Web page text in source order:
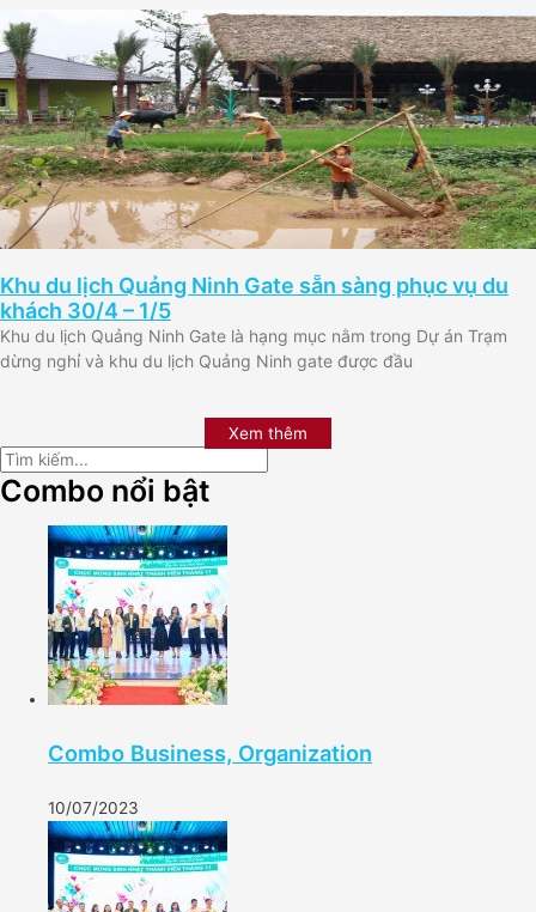
Khu du lịch Quảng Ninh Gate sẵn sàng phục vụ du
khách 30/4 – 1/5
Khu du lịch Quảng Ninh Gate là hạng mục nằm trong Dự án Trạm
dừng nghỉ và khu du lịch Quảng Ninh gate được đầu
Xem thêm
Combo nổi bật
Combo Business, Organization
10/07/2023